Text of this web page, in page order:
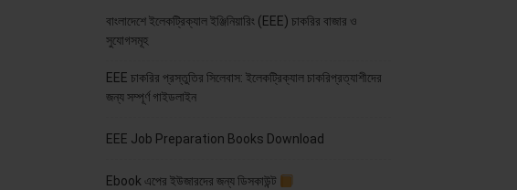
বাংলাদেশে ইলেকট্রিক্যাল ইঞ্জিনিয়ারিং (EEE) চাকরির বাজার ও
সুযোগসমূহ
EEE চাকরির প্রস্তুতির সিলেবাস: ইলেকট্রিক্যাল চাকরিপ্রত্যাশীদের
জন্য সম্পূর্ণ গাইডলাইন
EEE Job Preparation Books Download
Ebook এপের ইউজারদের জন্য ডিসকাউন্ট